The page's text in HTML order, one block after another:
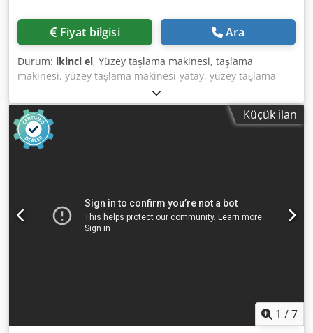
Fiyat bilgisi Ara
Durum: ikinci el, Yüzey taşlama makinesi, taşlama
makinesi, yüzey taşlama makinesi-yatay, yüzey taşlama
makinesi, manyetik taşlama makinesi, takım taşlama
makinesi -Üretici: Blohm, yüzey taşlama makinesi-yatay
Dodpfx Aqst N Adbogekr -Masa boyutu: 770 x 140 mm,
döner -Hareket: x 490 mm / y 200 mm / z 220 mm -
Boyutlar: 1030/870/H1510 mm -Toplam ağırlık: 403 kg
Küçük ilan
1 /7